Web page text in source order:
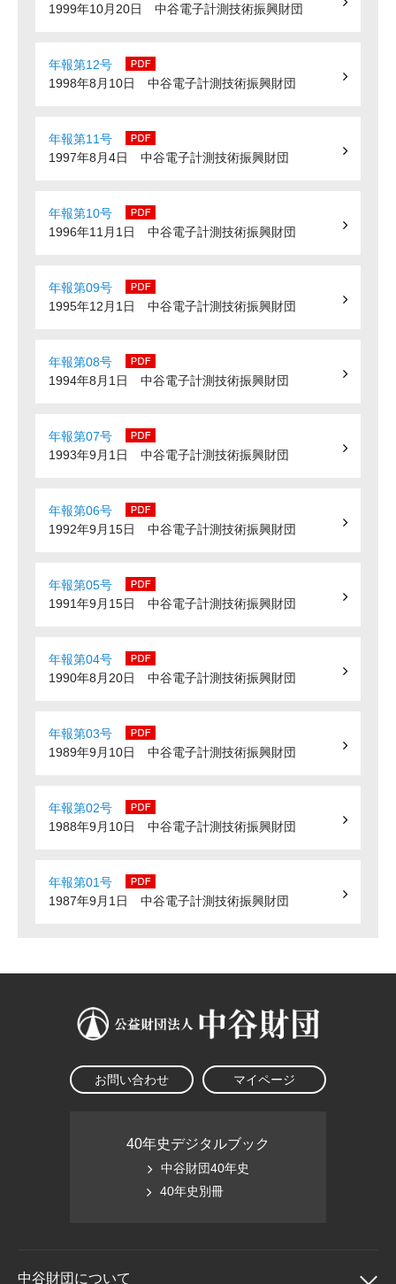
年報第01号
1987年9月1日 中谷電子計測技術振興財団
年報第02号
1988年9月10日 中谷電子計測技術振興財団
年報第03号
1989年9月10日 中谷電子計測技術振興財団
年報第04号
1990年8月20日 中谷電子計測技術振興財団
年報第05号
1991年9月15日 中谷電子計測技術振興財団
年報第06号
1992年9月15日 中谷電子計測技術振興財団
年報第07号
1993年9月1日 中谷電子計測技術振興財団
年報第08号
1994年8月1日 中谷電子計測技術振興財団
年報第09号
1995年12月1日 中谷電子計測技術振興財団
年報第10号
1996年11月1日 中谷電子計測技術振興財団
年報第11号
1997年8月4日 中谷電子計測技術振興財団
年報第12号
1998年8月10日 中谷電子計測技術振興財団
1999年10月20日 中谷電子計測技術振興財団
お問い合わせ マイページ
40年史デジタルブック
中谷財団40年史
40年史別冊
中谷財団について